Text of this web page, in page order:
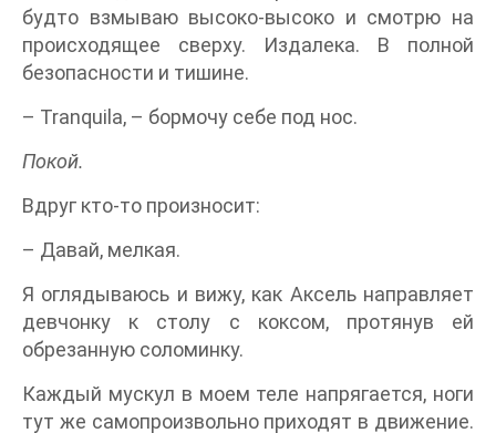
будто взмываю высоко-высоко и смотрю на
происходящее сверху. Издалека. В полной
безопасности и тишине.
– Tranquila, – бормочу себе под нос.
Покой.
Вдруг кто-то произносит:
– Давай, мелкая.
Я оглядываюсь и вижу, как Аксель направляет
девчонку к столу с коксом, протянув ей
обрезанную соломинку.
Каждый мускул в моем теле напрягается, ноги
тут же самопроизвольно приходят в движение.